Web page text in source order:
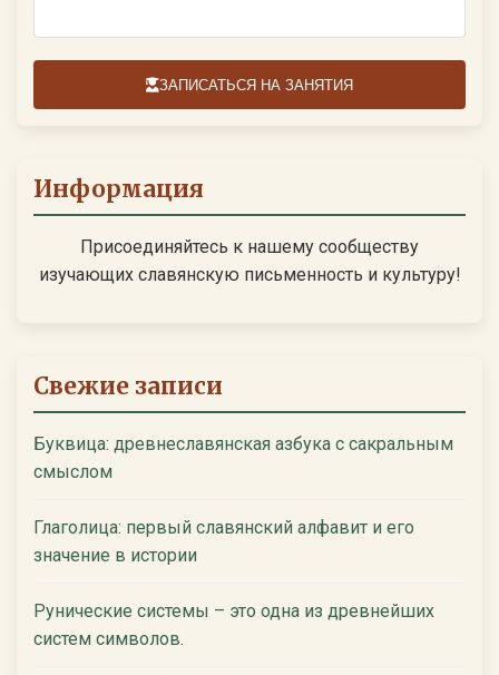
ЗАПИСАТЬСЯ НА ЗАНЯТИЯ
Информация
Присоединяйтесь к нашему сообществу
изучающих славянскую письменность и культуру!
Свежие записи
Буквица: древнеславянская азбука с сакральным
смыслом
Глаголица: первый славянский алфавит и его
значение в истории
Рунические системы – это одна из древнейших
систем символов.